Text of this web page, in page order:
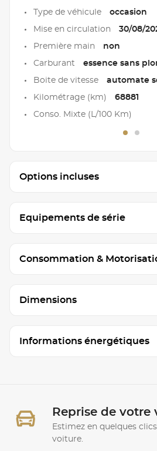
Type de véhicule occasion
Mise en circulation 30/08/
Première main non
Carburant essence sans
Boite de vitesse automate
Kilométrage (km) 68881
Conso. Mixte (L/100 Km)
Options incluses
Equipements de série
Consommation &
Dimensions
Informations énergétiques
Reprise de votre
Estimez en quelques
voiture.